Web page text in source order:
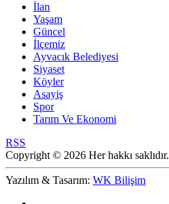
İlan
Yaşam
Güncel
İlçemiz
Ayvacık Belediyesi
Siyaset
Köyler
Asayiş
Spor
Tarım Ve Ekonomi
RSS
Copyright © 2026 Her hakkı saklıdır.
Yazılım & Tasarım: WK Bilişim